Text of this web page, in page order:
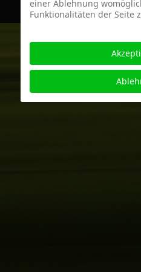
einer Ablehnung
Funktionalitäten der Seite